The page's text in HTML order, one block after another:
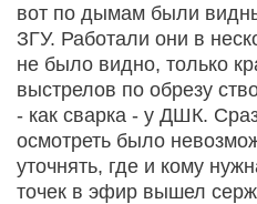
вот по дымам были
ЗГУ. Работали они в
не было видно, только
выстрелов по обрезу
- как сварка - у ДШК.
осмотреть было
уточнять, где и кому
точек в эфир вышел